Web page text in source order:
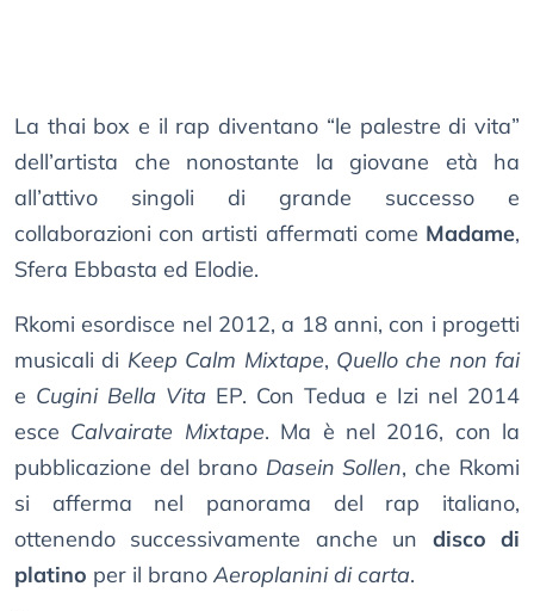
La thai box e il rap diventano “le palestre di vita”
dell’artista che nonostante la giovane età ha
all’attivo singoli di grande successo e
collaborazioni con artisti affermati come Madame,
Sfera Ebbasta ed Elodie.
Rkomi esordisce nel 2012, a 18 anni, con i progetti
musicali di Keep Calm Mixtape, Quello che non fai
e Cugini Bella Vita EP. Con Tedua e Izi nel 2014
esce Calvairate Mixtape. Ma è nel 2016, con la
pubblicazione del brano Dasein Sollen, che Rkomi
si afferma nel panorama del rap italiano,
ottenendo successivamente anche un disco di
platino per il branoAeroplanini di carta.